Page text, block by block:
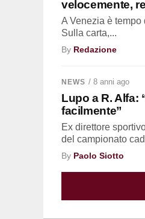
velocemente,
A Venezia è
Sulla carta,...
By Redazione
NEWS / 8 anni ago
Lupo a R. Alfa:
facilmente”
Ex direttore
del campionato
By Paolo Siotto